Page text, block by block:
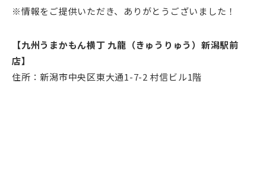
※情報をご提供いただき、ありがとうございました！
【九州うまかもん横丁 九龍（きゅうりゅう）新潟駅前
店】
住所：新潟市中央区東大通1-7-2 村信ビル1階